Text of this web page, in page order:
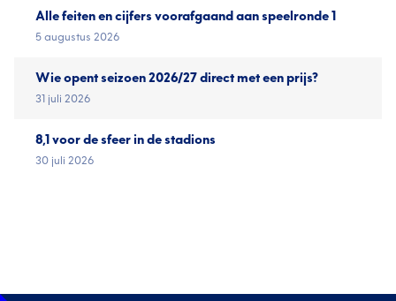
Alle feiten en cijfers voorafgaand aan speelronde 1
5 augustus 2026
Wie opent seizoen 2026/27 direct met een prijs?
31 juli 2026
8,1 voor de sfeer in de stadions
30 juli 2026